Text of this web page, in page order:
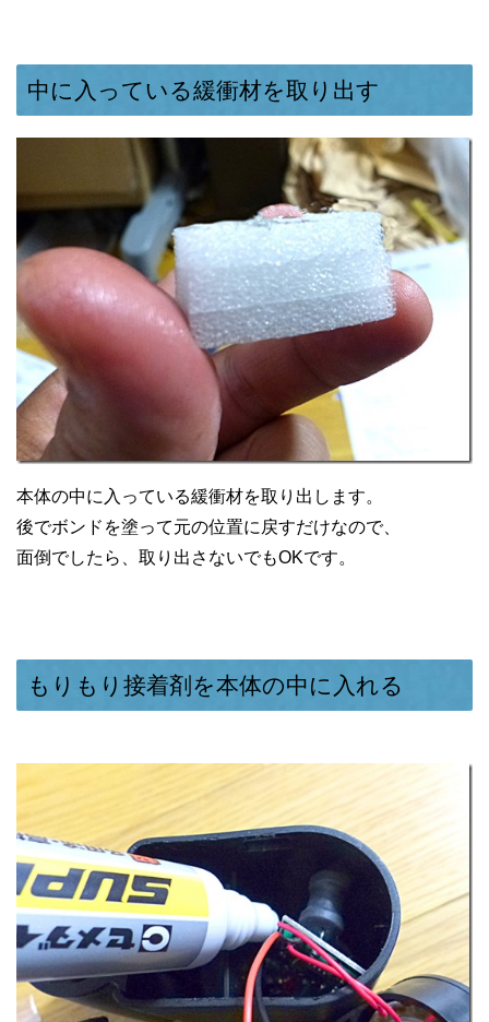
中に入っている緩衝材を取り出す
本体の中に入っている緩衝材を取り出します。
後でボンドを塗って元の位置に戻すだけなので、
面倒でしたら、取り出さないでもOKです。
もりもり接着剤を本体の中に入れる